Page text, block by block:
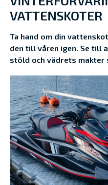
VATTENSKOTER
Ta hand om din
den till våren igen. Se till
stöld och vädrets makter